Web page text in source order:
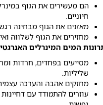
הם מעשירים את הגוף
חיוניים.
מאזנים את הגוף מבחינה
מחזירים את הגוף לשלווה
המים המינרלים
מסייעים בפחדים, חרדות
שליליות.
מחזקים אהבה והערכה
עוזרים להתמודד עם דחיינות